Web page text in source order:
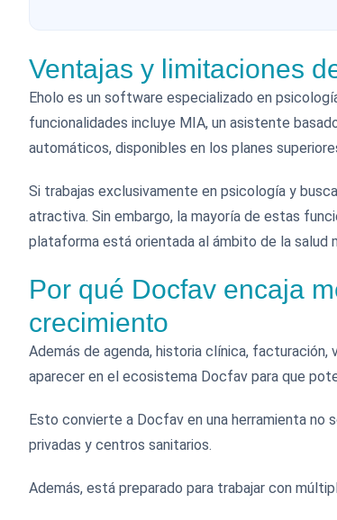
Ventajas y limitaciones
Eholo es un software especializado en
funcionalidades incluye MIA, un asistente
automáticos, disponibles en los planes
Si trabajas exclusivamente en psicología y
atractiva. Sin embargo, la mayoría de estas
plataforma está orientada al ámbito de la salud
Por qué Docfav encaja
crecimiento
Además de agenda, historia clínica,
aparecer en el ecosistema Docfav para que
Esto convierte a Docfav en una herramienta no
privadas y centros sanitarios.
Además, está preparado para trabajar con